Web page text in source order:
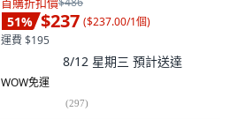
51% $237 ($237.00/1個)
運費 $195
8/12 星期三 預計送達
WOW免運
(297)